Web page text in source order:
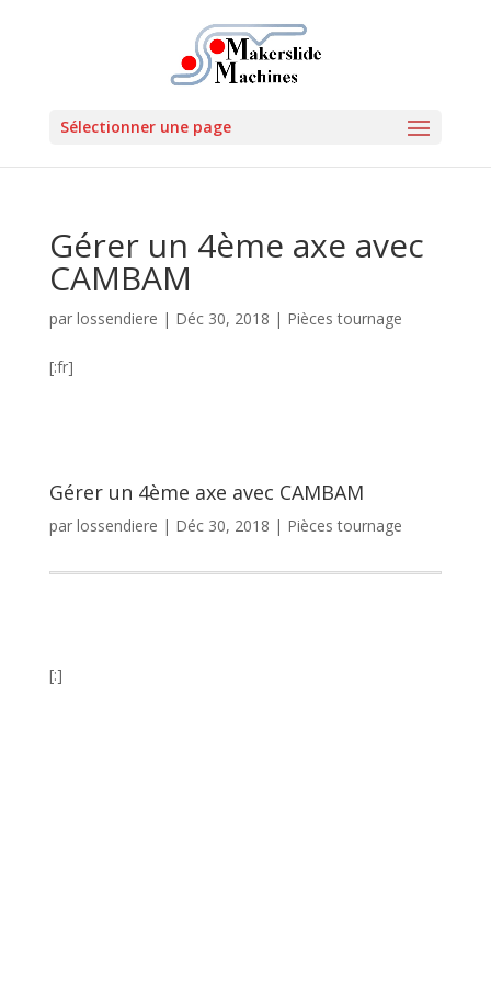
Sélectionner une page
Gérer un 4ème axe avec
CAMBAM
par lossendiere | Déc 30, 2018 | Pièces tournage
[:fr]
Gérer un 4ème axe avec CAMBAM
par lossendiere | Déc 30, 2018 | Pièces tournage
[:]